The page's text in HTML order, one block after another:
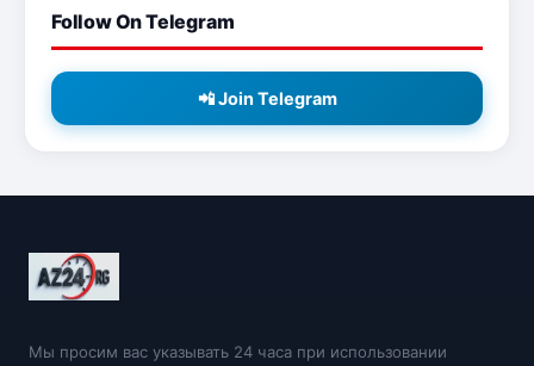
Follow On Telegram
📲 Join Telegram
Мы просим вас указывать 24 часа при использовании